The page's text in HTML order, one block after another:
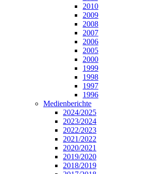
2010
2009
2008
2007
2006
2005
2000
1999
1998
1997
1996
Medienberichte
2024/2025
2023/2024
2022/2023
2021/2022
2020/2021
2019/2020
2018/2019